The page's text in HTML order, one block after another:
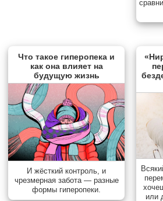
Что такое гиперопека и
как она влияет на
будущую жизнь
И жёсткий контроль, и
чрезмерная забота — разные
формы гиперопеки.
или